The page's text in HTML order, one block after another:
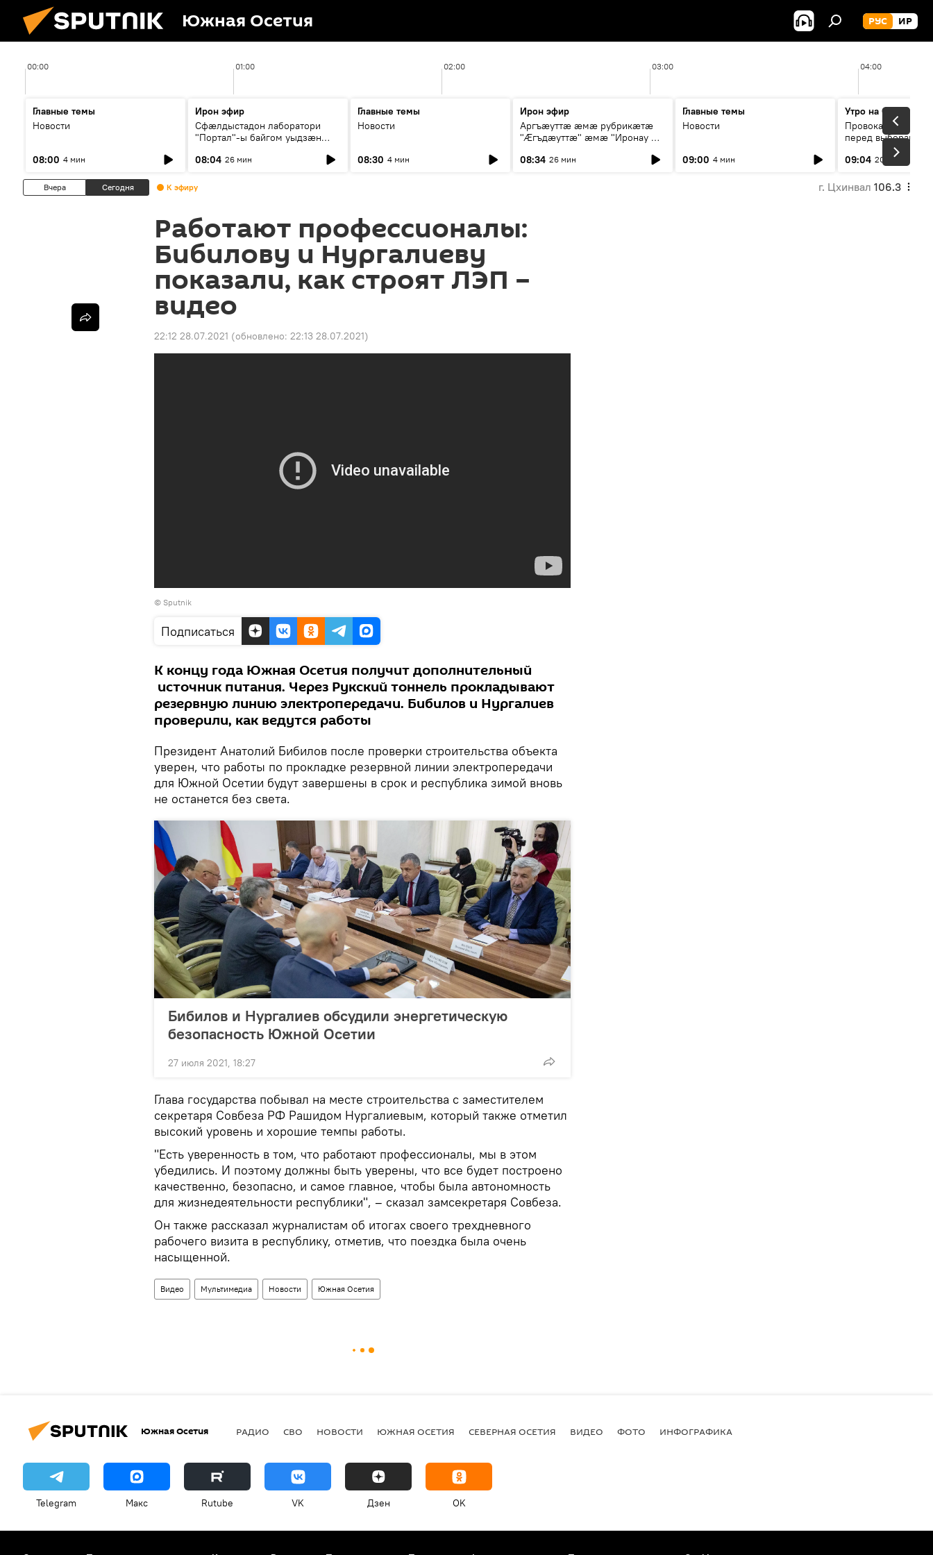
Южная Осетия РУС ИР
00:00 01:00 02:00 03:00 04:00
Главные темы
Новости
08:00 4 мин
Ирон эфир
Сфæлдыстадон лаборатори
"Портал"-ы байгом уыдзæн
Æхсары куыстыты равдыст
08:04 26 мин
Главные темы
Новости
08:30 4 мин
Ирон эфир
Аргъæуттæ æмæ рубрикæтæ
"Æгъдæуттæ" æмæ "Иронау æй
08:34 26 мин
Главные темы
Новости
09:00 4 мин
Утро на Спутнике
Провокации со
перед выборами в
09:04 20 мин
Вчера Сегодня К эфиру г. Цхинвал 106.3
Работают профессионалы:
Бибилову и Нургалиеву
показали, как строят ЛЭП –
видео
22:12 28.07.2021 (обновлено: 22:13 28.07.2021)
© Sputnik
Подписаться
К концу года Южная Осетия получит дополнительный
источник питания. Через Рукский тоннель прокладывают
резервную линию электропередачи. Бибилов и Нургалиев
проверили, как ведутся работы
Президент Анатолий Бибилов после проверки строительства объекта
уверен, что работы по прокладке резервной линии электропередачи
для Южной Осетии будут завершены в срок и республика зимой вновь
не останется без света.
Бибилов и Нургалиев обсудили энергетическую
безопасность Южной Осетии
27 июля 2021, 18:27
Глава государства побывал на месте строительства с заместителем
секретаря Совбеза РФ Рашидом Нургалиевым, который также отметил
высокий уровень и хорошие темпы работы.
"Есть уверенность в том, что работают профессионалы, мы в этом
убедились. И поэтому должны быть уверены, что все будет построено
качественно, безопасно, и самое главное, чтобы была автономность
для жизнедеятельности республики", – сказал замсекретаря Совбеза.
Он также рассказал журналистам об итогах своего трехдневного
рабочего визита в республику, отметив, что поездка была очень
насыщенной.
Видео Мультимедиа Новости Южная Осетия
Южная Осетия РАДИО СВО НОВОСТИ ЮЖНАЯ ОСЕТИЯ СЕВЕРНАЯ ОСЕТИЯ ВИДЕО ФОТО ИНФОГРАФИКА
Telegram Макс Rutube VK Дзен OK